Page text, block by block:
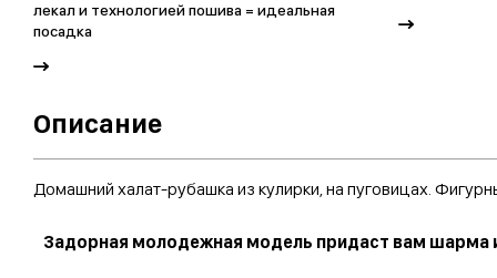
лекал и технологией пошива = идеальная
посадка
Описание
Домашний халат-рубашка из кулирки, на пуговицах.
Задорная молодежная модель придаст вам шарма